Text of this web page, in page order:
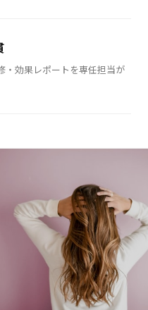
・効果レポートを専任担当が